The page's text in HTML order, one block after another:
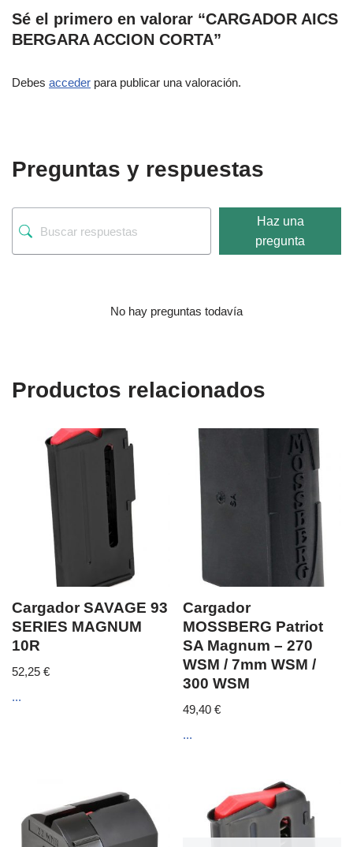
Sé el primero en valorar “CARGADOR AICS
BERGARA ACCION CORTA”
Debes acceder para publicar una valoración.
Preguntas y respuestas
Haz una
pregunta
No hay preguntas todavía
Productos relacionados
Cargador SAVAGE 93
SERIES MAGNUM
10R
52,25 €
...
Cargador
MOSSBERG Patriot
SA Magnum – 270
WSM / 7mm WSM /
300 WSM
49,40€
...